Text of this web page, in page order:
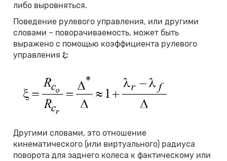
либо выровняться.
Поведение рулевого управления, или другими
словами – поворачиваемость, может быть
выражено с помощью коэффициента рулевого
управленияξ:
Другими словами, это отношение
кинематического (или виртуального) радиуса
поворота для заднего колеса к фактическому или